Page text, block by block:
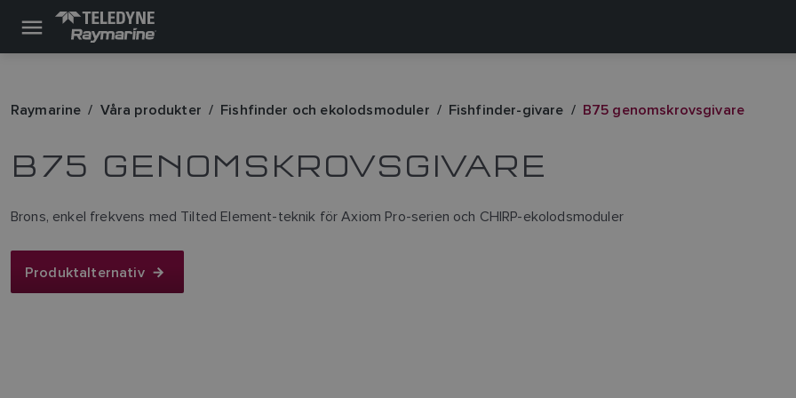
Raymarine Våra produkter Fishfinder och ekolodsmoduler Fishfinder-givare B75 genomskrovsgivare
B75 GENOMSKROVSGIVARE
Brons, enkel frekvens med Tilted Element-teknik för Axiom Pro-serien och CHIRP-ekolodsmoduler
Produktalternativ